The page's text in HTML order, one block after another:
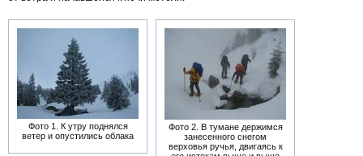
Фото 1. К утру поднялся
ветер и опустились облака
Фото 2. В тумане держимся
занесенного снегом
верховья ручья, двигаясь к